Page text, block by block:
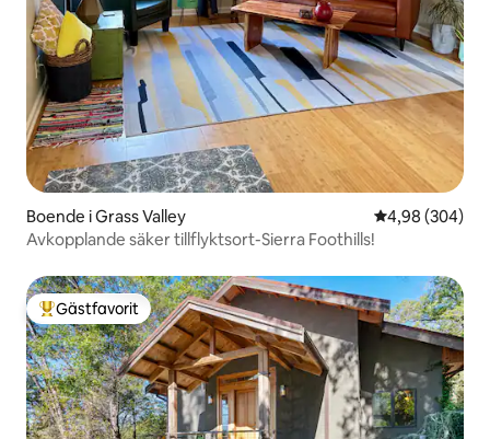
Boende i Grass Valley 4,98 av 5 i
4,98 (304)
Avkopplande säker tillflyktsort-Sierra Foothills!
Populär gästfavorit
Gästfavorit